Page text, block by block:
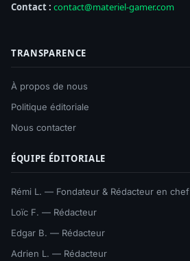
Contact : contact@materiel-gamer.com
TRANSPARENCE
À propos de nous
Politique éditoriale
Nous contacter
ÉQUIPE ÉDITORIALE
Rémi L. — Fondateur & Rédacteur en chef
Loïc F. — Rédacteur
Edgar B. — Rédacteur
Adrien L. — Rédacteur